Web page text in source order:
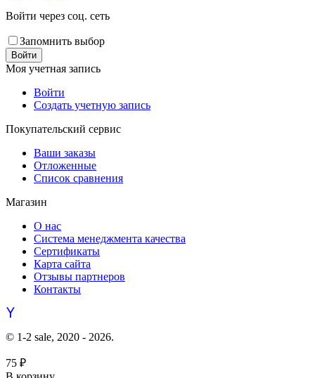
Войти через соц. сеть
Запомнить выбор
Войти
Моя учетная запись
Войти
Создать учетную запись
Покупательский сервис
Ваши заказы
Отложенные
Список сравнения
Магазин
О нас
Система менеджмента качества
Сертификаты
Карта сайта
Отзывы партнеров
Контакты
© 1-2 sale, 2020 - 2026.
75 ₽